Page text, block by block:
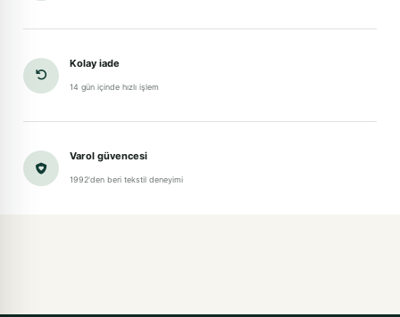
Kolay iade
14 gün içinde hızlı işlem
Varol güvencesi
1992'den beri tekstil deneyimi